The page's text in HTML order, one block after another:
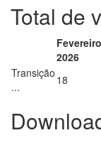
Total de
Fevereiro
2026
Transição
...
18